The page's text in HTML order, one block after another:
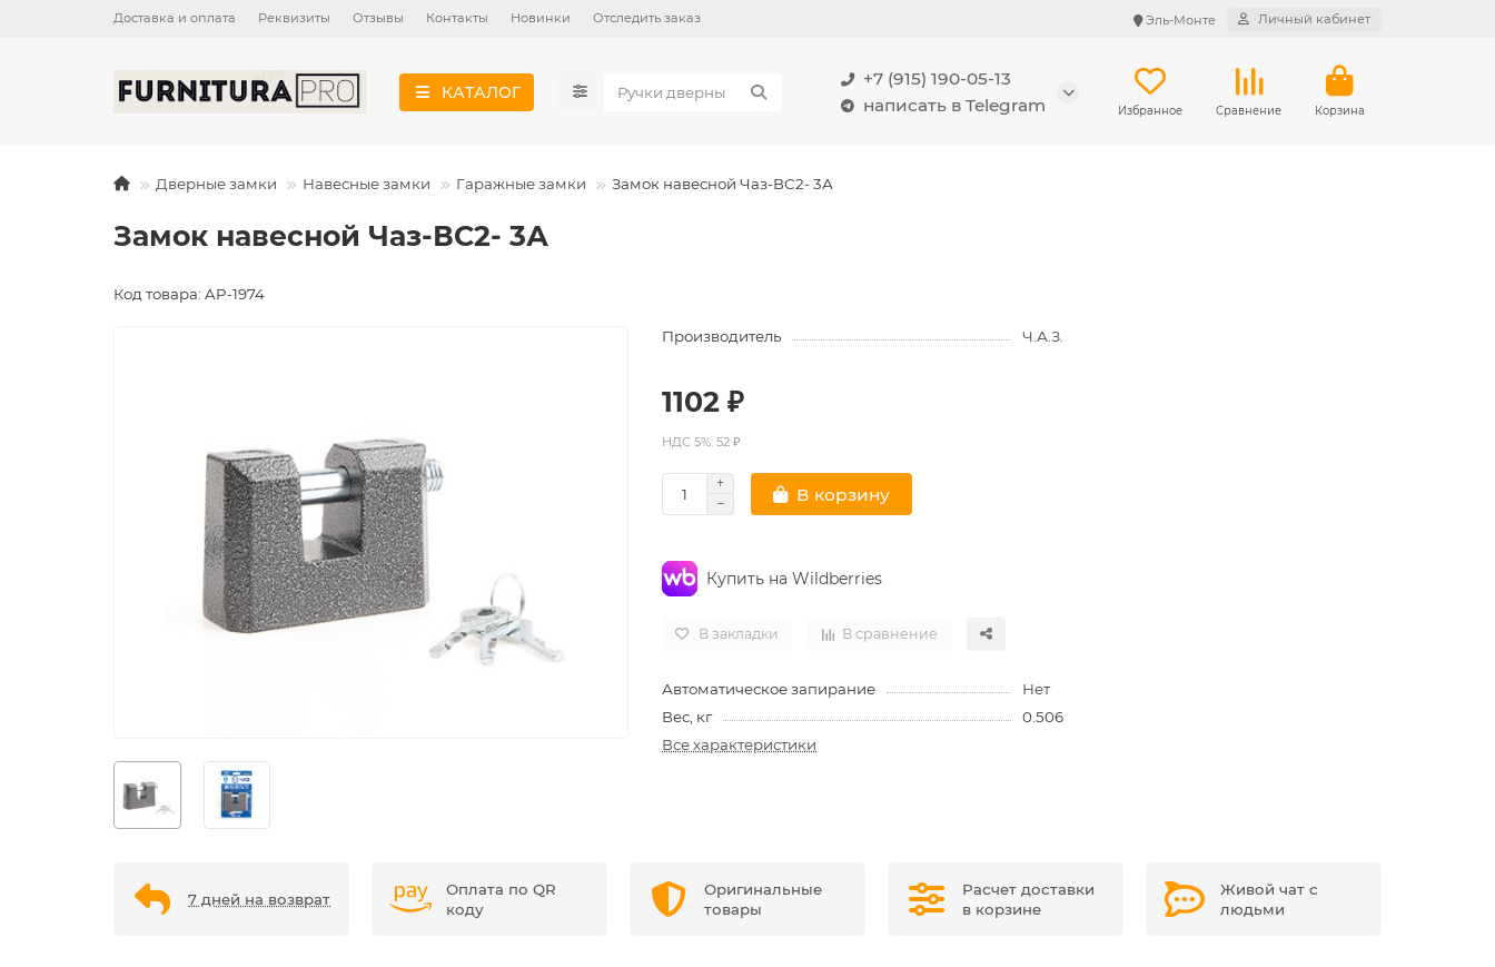
Доставка и оплата Реквизиты Отзывы Контакты Новинки Отследить заказ Эль-Монте Личный кабинет
КАТАЛОГ
+7 (915) 190-05-13
написать в Telegram
Избранное Сравнение Корзина
Дверные замки Навесные замки Гаражные замки Замок навесной Чаз-ВС2- 3А
Замок навесной Чаз-ВС2- 3А
Код товара: AP-1974
Производитель Ч.А.З.
1102 ₽
НДС 5%: 52 ₽
В корзину
Купить на Wildberries
В закладки В сравнение
Автоматическое запирание
Нет
Вес, кг
0.506
Все характеристики
7 дней на возврат
Оплата по QR
коду
Оригинальные
товары
Расчет доставки
в корзине
Живой чат с
людьми